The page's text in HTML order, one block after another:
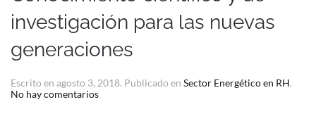
investigación para las nuevas
generaciones
Escrito en agosto 3, 2018. Publicado en Sector Energético en RH.
No hay comentariosen